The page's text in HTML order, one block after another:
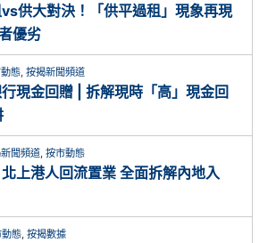
供大對決！「供平過租」現象再現
優劣
態 ,按揭新聞頻道
現金回贈 | 拆解現時「高」現金回
聞頻道 ,按市動態
上港人回流置業 全面拆解內地入
態 ,按揭數據